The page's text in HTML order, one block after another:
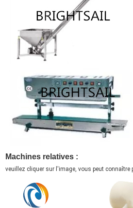
Machines relatives :
veuillez cliquer sur l'image, vous peut